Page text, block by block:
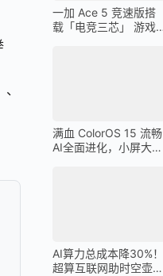
一加 Ace 5 竞速版搭
载「电竞三芯」 游戏
满血 ColorOS 15 流畅
AI全面进化，小屏大魔
AI算力总成本降30%！
超算互联网助时空壶高